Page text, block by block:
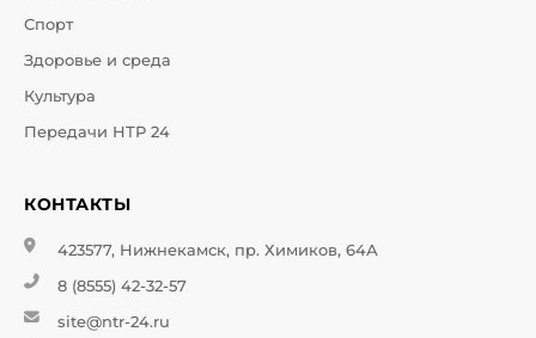
Спорт
Здоровье и среда
Культура
Передачи НТР 24
КОНТАКТЫ
423577, Нижнекамск, пр. Химиков, 64А
8 (8555) 42-32-57
site@ntr-24.ru